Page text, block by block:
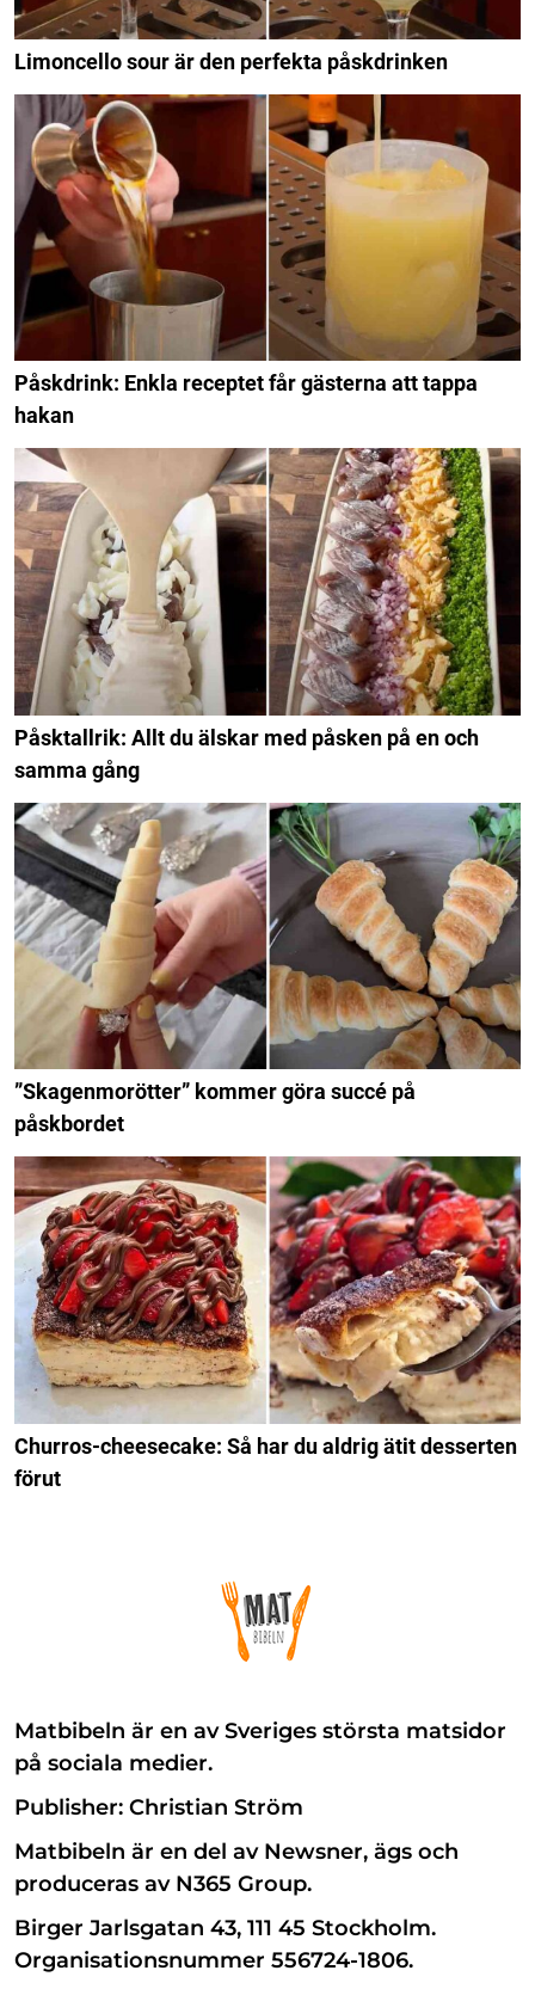
Limoncello sour är den perfekta påskdrinken
Påskdrink: Enkla receptet får gästerna att tappa
hakan
Påsktallrik: Allt du älskar med påsken på en och
samma gång
”Skagenmorötter” kommer göra succé på
påskbordet
Churros-cheesecake: Så har du aldrig ätit desserten
förut
Matbibeln är en av Sveriges största matsidor
på sociala medier.
Publisher: Christian Ström
Matbibeln är en del av Newsner, ägs och
produceras av N365 Group.
Birger Jarlsgatan 43, 111 45 Stockholm.
Organisationsnummer 556724-1806.